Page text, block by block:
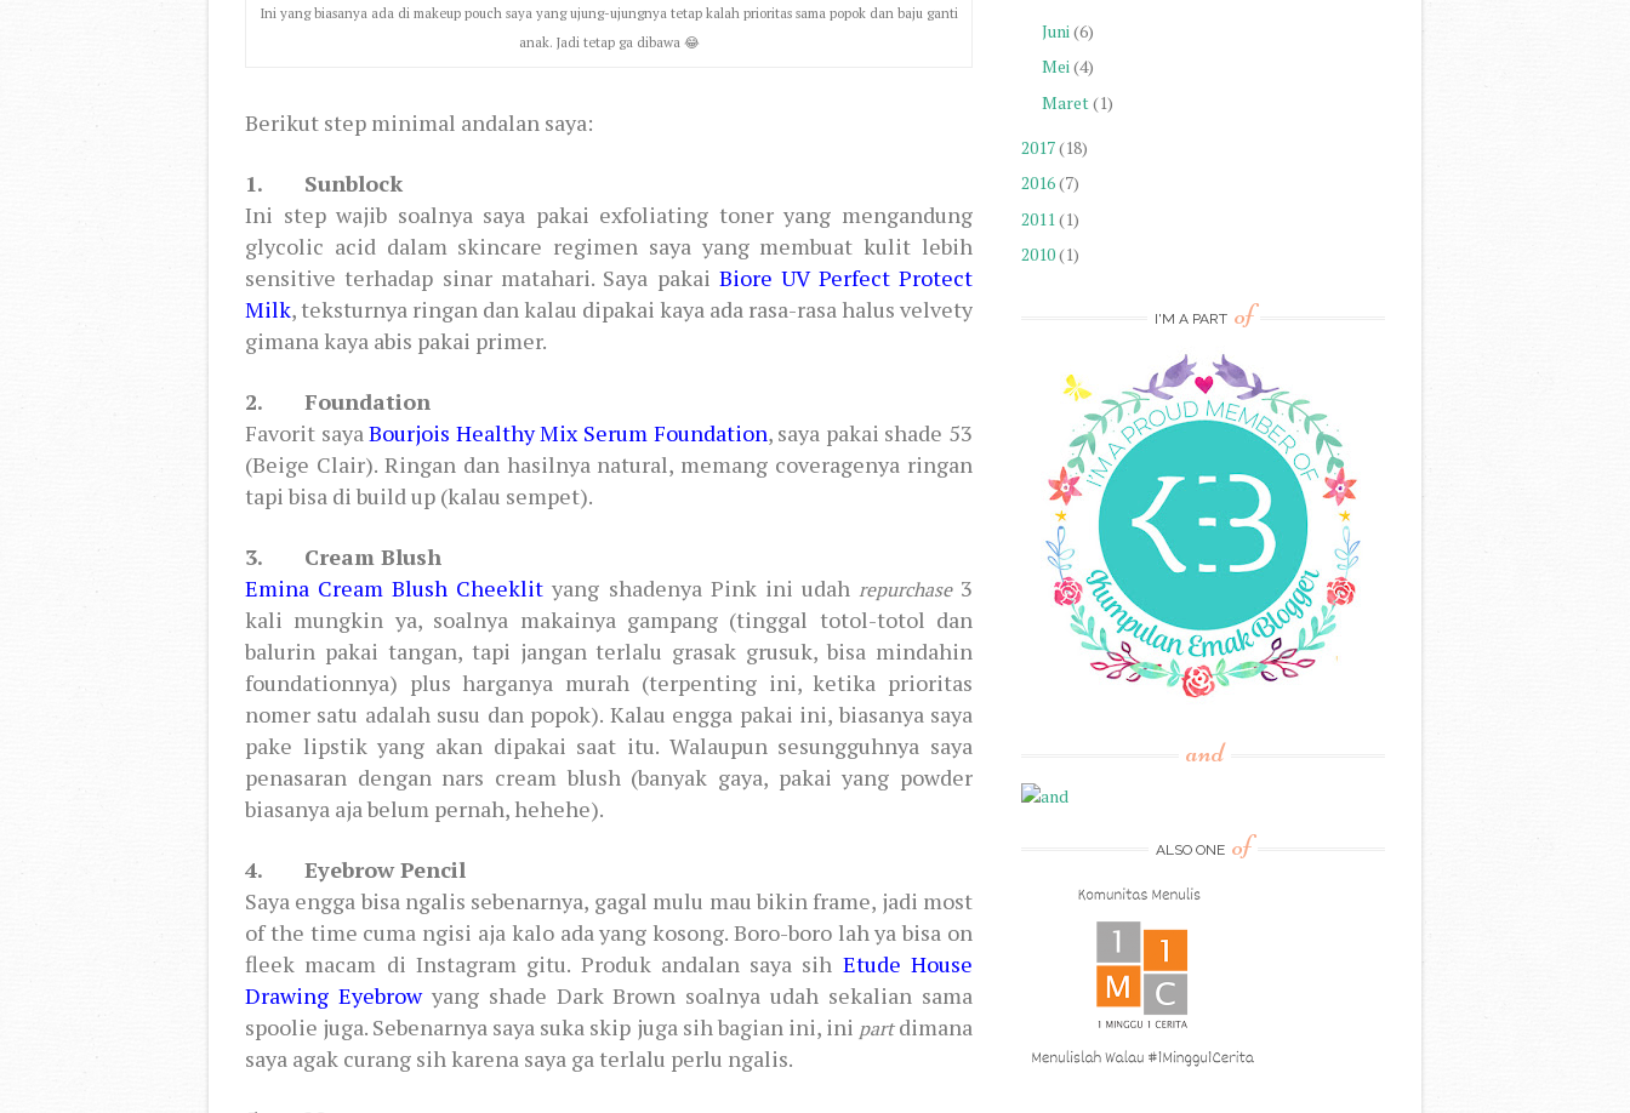
Ini yang biasanya ada di makeup pouch saya yang ujung-ujungnya tetap kalah prioritas sama popok dan baju ganti
anak. Jadi tetap ga dibawa 😂
Berikut step minimal andalan saya:
1. Sunblock
Ini step wajib soalnya saya pakai exfoliating toner yang mengandung
glycolic acid dalam skincare regimen saya yang membuat kulit lebih
sensitive terhadap sinar matahari. Saya pakai Biore UV Perfect Protect
Milk, teksturnya ringan dan kalau dipakai kaya ada rasa-rasa halus velvety
gimana kaya abis pakai primer.
2. Foundation
Favorit sayaBourjois Healthy Mix Serum Foundation, saya pakai shade 53
(Beige Clair). Ringan dan hasilnya natural, memang coveragenya ringan
tapi bisa di build up (kalau sempet).
3. Cream Blush
Emina Cream Blush Cheeklit yang shadenya Pink ini udah repurchase3
kali mungkin ya, soalnya makainya gampang (tinggal totol-totol dan
balurin pakai tangan, tapi jangan terlalu grasak grusuk, bisa mindahin
foundationnya) plus harganya murah (terpenting ini, ketika prioritas
nomer satu adalah susu dan popok). Kalau engga pakai ini, biasanya saya
pake lipstik yang akan dipakai saat itu. Walaupun sesungguhnya saya
penasaran dengan nars cream blush (banyak gaya, pakai yang powder
biasanya aja belum pernah, hehehe).
4. Eyebrow Pencil
Saya engga bisa ngalis sebenarnya, gagal mulu mau bikin frame, jadi most
of the time cuma ngisi aja kalo ada yang kosong. Boro-boro lah ya bisa on
fleek macam di Instagram gitu. Produk andalan saya sih Etude House
Drawing Eyebrowyang shade Dark Brown soalnya udah sekalian sama
spoolie juga. Sebenarnya saya suka skip juga sih bagian ini, ini partdimana
saya agak curang sih karena saya ga terlalu perlu ngalis.
Juni(6)
Mei(4)
Maret(1)
2017(18)
2016(7)
2011(1)
2010(1)
I'M A PART of
and
ALSO ONE of